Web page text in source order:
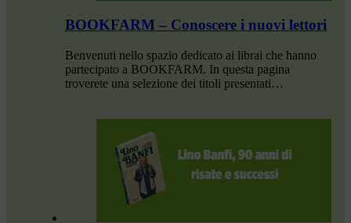
BOOKFARM – Conoscere i nuovi lettori
Benvenuti nello spazio dedicato ai librai che hanno
partecipato a BOOKFARM. In questa pagina
troverete una selezione dei titoli presentati…